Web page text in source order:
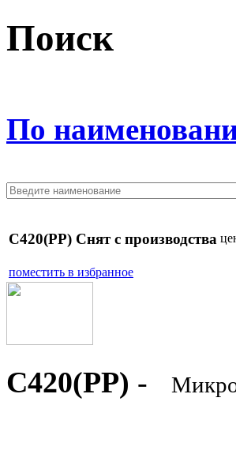
Поиск
По
C420(PP) Снят с производства
поместить в избранное
C420(PP) -